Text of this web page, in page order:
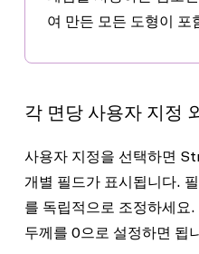
여 만든 모든 도형이 포
각 면당 사용자 지정
사용자 지정을 선택하면
개별 필드가 표시됩니다.
를 독립적으로 조정하세요
두께를 0으로 설정하면 됩